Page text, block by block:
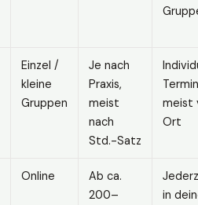
Einzel /
kleine
Gruppen
Je nach
Praxis,
meist
nach
Std.-Satz
meist
Ort
Online
Ab ca.
200–
in